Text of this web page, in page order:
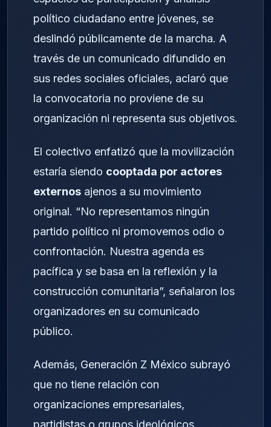
político ciudadano entre jóvenes, se
deslindó públicamente de la marcha. A
través de un comunicado difundido en
sus redes sociales oficiales, aclaró que
la convocatoria no proviene de su
organización ni representa sus objetivos.
El colectivo enfatizó que la movilización
estaría siendo cooptada por actores
externos ajenos a su movimiento
original. “No representamos ningún
partido político ni promovemos odio o
confrontación. Nuestra agenda es
pacífica y se basa en la reflexión y la
construcción comunitaria”, señalaron los
organizadores en su comunicado
público.
Además, Generación Z México subrayó
que no tiene relación con
organizaciones empresariales,
partidistas o grupos ideológicos.